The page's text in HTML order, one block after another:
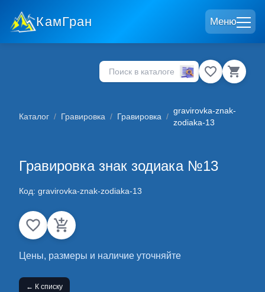
КамГран Меню
Каталог / Гравировка / Гравировка /
gravirovka-znak-
zodiaka-13
Гравировка знак зодиака №13
Код: gravirovka-znak-zodiaka-13
Цены, размеры и наличие уточняйте
← К списку